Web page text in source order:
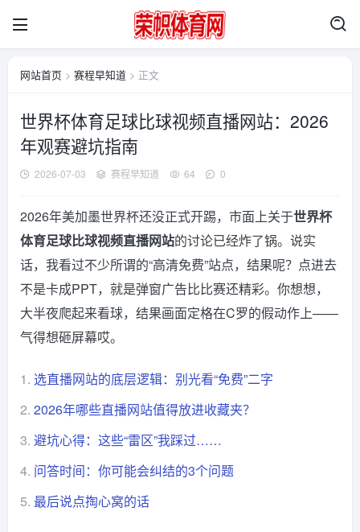
网站首页 > 赛程早知道 > 正文
世界杯体育足球比球视频直播网站：2026
年观赛避坑指南
2026-07-03 赛程早知道 64 0
2026年美加墨世界杯还没正式开踢，市面上关于世界杯
体育足球比球视频直播网站的讨论已经炸了锅。说实
话，我看过不少所谓的“高清免费”站点，结果呢？点进去
不是卡成PPT，就是弹窗广告比比赛还精彩。你想想，
大半夜爬起来看球，结果画面定格在C罗的假动作上——
气得想砸屏幕哎。
1. 选直播网站的底层逻辑：别光看“免费”二字
2. 2026年哪些直播网站值得放进收藏夹？
3. 避坑心得：这些“雷区”我踩过……
4. 问答时间：你可能会纠结的3个问题
5. 最后说点掏心窝的话